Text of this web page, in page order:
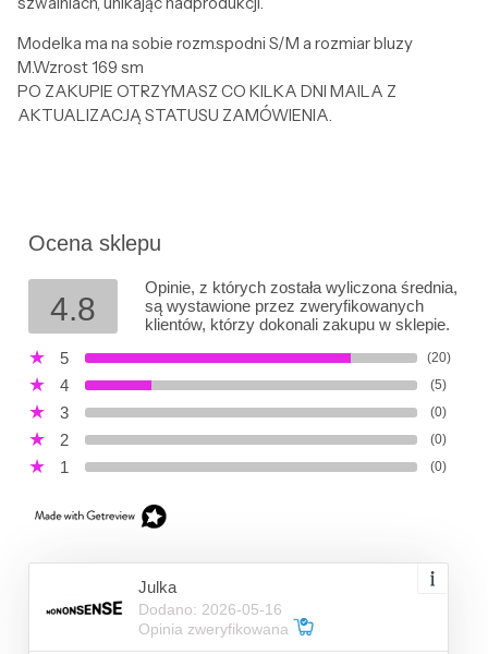
Modelka ma na sobie rozm.spodni S/M a rozmiar bluzy
M.Wzrost 169 sm
PO ZAKUPIE OTRZYMASZ CO KILKA DNI MAILA Z
AKTUALIZACJĄ STATUSU ZAMÓWIENIA.
Ocena sklepu
4.8
Opinie, z których została wyliczona średnia,
są wystawione przez zweryfikowanych
klientów, którzy dokonali zakupu w sklepie.
5
(20)
4 (5)
3 (0)
2 (0)
1 (0)
Julka
Dodano: 2026-05-16
Opinia zweryfikowana